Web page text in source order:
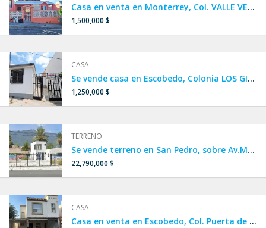
Casa en venta en Monterrey, Col. VALLE VERDE 4to sector, a 1 calle de Av. Alejandro de Rodas, a 2 minutos de Av. Ruiz Cortines y Paseo de los Leones.
1,500,000 $
CASA
Se vende casa en Escobedo, Colonia LOS GIRASOLES 4 sector, a 10 calles de Av. Acueducto y a 4 minutos de Av. Raúl Salinas y Av. Sendero Divisorio.
1,250,000 $
TERRENO
Se vende terreno en San Pedro, sobre Av.Morones Prieto
22,790,000 $
CASA
Casa en venta en Escobedo, Col. Puerta de Anáhuac.